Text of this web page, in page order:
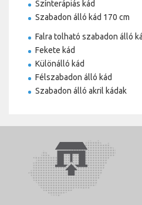
Színterápiás kád
Szabadon álló kád 170 cm
Falra tolható szabadon álló
Fekete kád
Különálló kád
Félszabadon álló kád
Szabadon álló akril kádak